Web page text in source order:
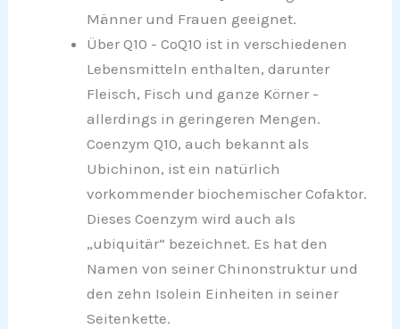
Männer und Frauen geeignet.
Über Q10 - CoQ10 ist in verschiedenen
Lebensmitteln enthalten, darunter
Fleisch, Fisch und ganze Körner -
allerdings in geringeren Mengen.
Coenzym Q10, auch bekannt als
Ubichinon, ist ein natürlich
vorkommender biochemischer Cofaktor.
Dieses Coenzym wird auch als
„ubiquitär“ bezeichnet. Es hat den
Namen von seiner Chinonstruktur und
den zehn Isolein Einheiten in seiner
Seitenkette.